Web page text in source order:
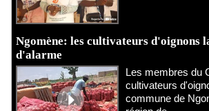
Ngomène: les cultivateurs d'oignons
d'alarme
Les membres du
cultivateurs
commune de